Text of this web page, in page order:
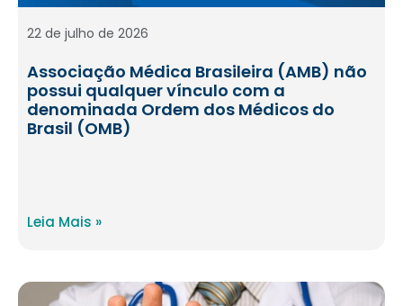
Associação Médica Brasileira (AMB) não
possui qualquer vínculo com a
denominada Ordem dos Médicos do
Brasil (OMB)
22 de julho de 2026
Leia Mais »